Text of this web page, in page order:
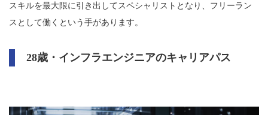
スキルを最大限に引き出してスペシャリストとなり、フリーラン
スとして働くという手があります。
28歳・インフラエンジニアのキャリアパス